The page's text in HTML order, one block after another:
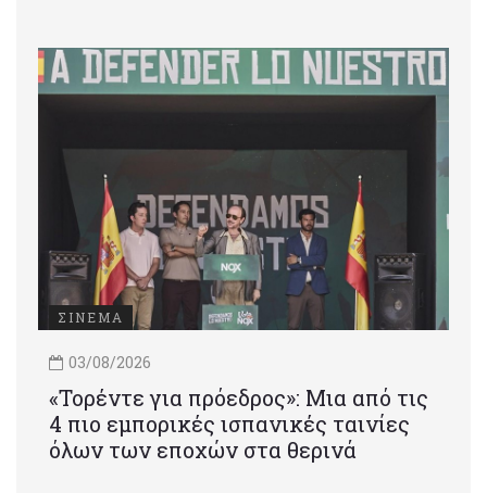
ΣΙΝΕΜΑ
03/08/2026
«Τορέντε για πρόεδρος»: Mια από τις
4 πιο εμπορικές ισπανικές ταινίες
όλων των εποχών στα θερινά